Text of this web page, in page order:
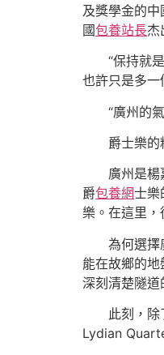
及獎學金的
國包養站長杰
“保持就是
也許只是多一
“廣州的氣
爵士樂的
廣州是楊嘉
爵包養網士樂
樂。在這里
為何選擇廣
能在故鄉的
深刻清楚隧道
此刻，除了
Lydian